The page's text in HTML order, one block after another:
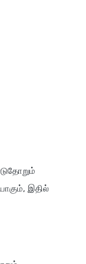
இதில்